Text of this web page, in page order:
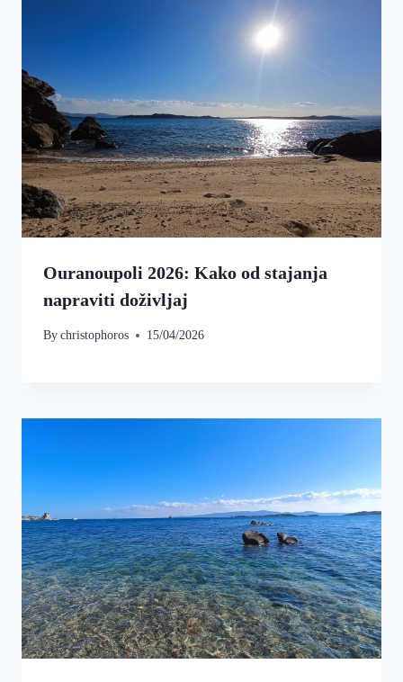
Ouranoupoli 2026: Kako od stajanja
napraviti doživljaj
Bychristophoros 15/04/2026